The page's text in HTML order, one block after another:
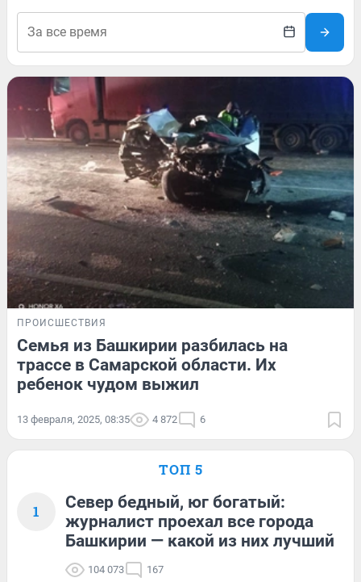
ПРОИСШЕСТВИЯ
Семья из Башкирии разбилась на
трассе в Самарской области. Их
ребенок чудом выжил
13 февраля, 2025, 08:35 4 872 6
ТОП 5
1
Север бедный, юг богатый:
журналист проехал все города
Башкирии — какой из них лучший
104 073 167